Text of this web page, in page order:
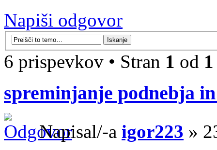
Napiši odgovor
6 prispevkov • Stran 1 od 1
spreminjanje podnebja
Napisal/-a igor223 »